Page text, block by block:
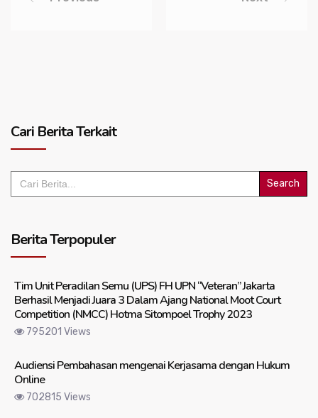
Cari Berita Terkait
Search
for:
Berita Terpopuler
Tim Unit Peradilan Semu (UPS) FH UPN “Veteran” Jakarta
Berhasil Menjadi Juara 3 Dalam Ajang National Moot Court
Competition (NMCC) Hotma Sitompoel Trophy 2023
795201 Views
Audiensi Pembahasan mengenai Kerjasama dengan Hukum
Online
702815 Views